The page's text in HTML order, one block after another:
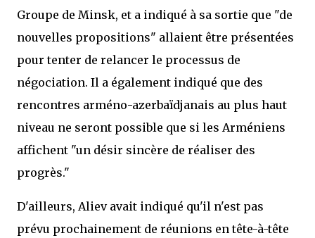
Groupe de Minsk, et a indiqué à sa sortie que "de
nouvelles propositions" allaient être présentées
pour tenter de relancer le processus de
négociation. Il a également indiqué que des
rencontres arméno-azerbaïdjanais au plus haut
niveau ne seront possible que si les Arméniens
affichent "un désir sincère de réaliser des
progrès."
D'ailleurs, Aliev avait indiqué qu'il n'est pas
prévu prochainement de réunions en tête-à-tête